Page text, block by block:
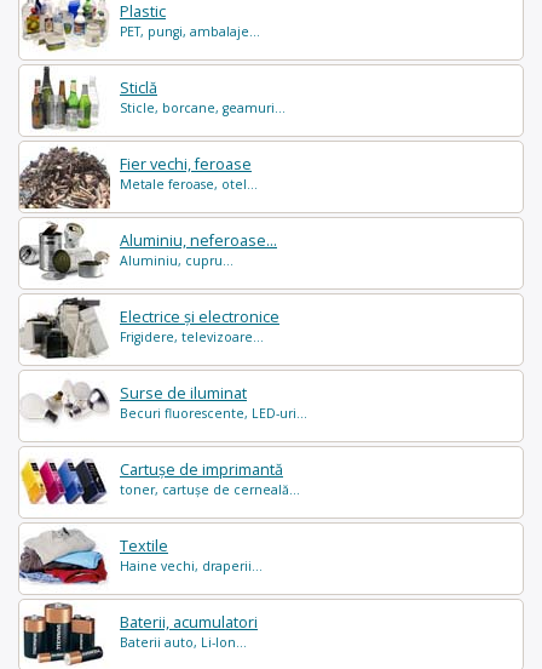
Plastic
PET, pungi, ambalaje...
Sticlă
Sticle, borcane, geamuri...
Fier vechi, feroase
Metale feroase, otel...
Aluminiu, neferoase...
Aluminiu, cupru...
Electrice și electronice
Frigidere, televizoare...
Surse de iluminat
Becuri fluorescente, LED-uri...
Cartușe de imprimantă
toner, cartușe de cerneală...
Textile
Haine vechi, draperii...
Baterii, acumulatori
Baterii auto, Li-Ion...